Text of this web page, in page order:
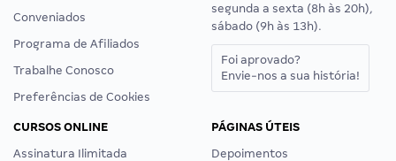
Conveniados
Programa de Afiliados
Trabalhe Conosco
Preferências de Cookies
segunda a sexta (8h às 20h),
sábado (9h às 13h).
Foi aprovado?
Envie-nos a sua história!
CURSOS ONLINE
Assinatura Ilimitada
PÁGINAS ÚTEIS
Depoimentos